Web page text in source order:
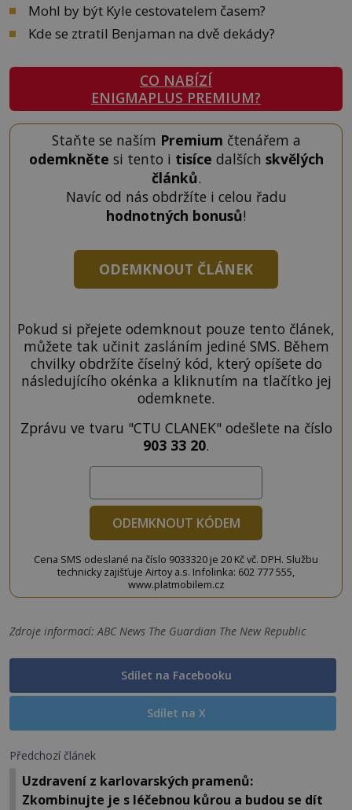
Mohl by být Kyle cestovatelem časem?
Kde se ztratil Benjaman na dvě dekády?
CO NABÍZÍ
ENIGMAPLUS PREMIUM?
Staňte se naším Premium čtenářem a
odemkněte si tento i tisíce dalších skvělých
článků.
Navíc od nás obdržíte i celou řadu
hodnotných bonusů!
ODEMKNOUT ČLÁNEK
Pokud si přejete odemknout pouze tento článek,
můžete tak učinit zasláním jediné SMS. Během
chvilky obdržíte číselný kód, který opíšete do
následujícího okénka a kliknutím na tlačítko jej
odemknete.
Zprávu ve tvaru "CTU CLANEK" odešlete na číslo
903 33 20.
ODEMKNOUT KÓDEM
Cena SMS odeslané na číslo 9033320 je 20 Kč vč. DPH. Službu
technicky zajišťuje Airtoy a.s. Infolinka: 602 777 555,
www.platmobilem.cz
Zdroje informací: ABC News The Guardian The New Republic
Sdílet na Facebooku
Sdílet na X
Předchozí článek
Uzdravení z karlovarských pramenů:
Zkombinujte je s léčebnou kůrou a budou se dít